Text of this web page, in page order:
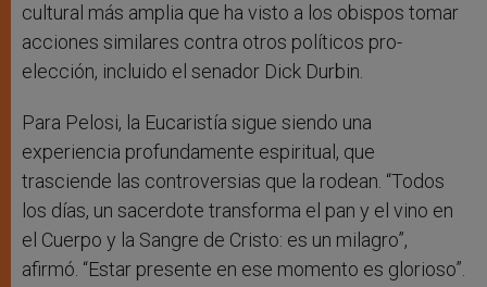
cultural más amplia que ha visto a los obispos tomar
acciones similares contra otros políticos pro-
elección, incluido el senador Dick Durbin.
Para Pelosi, la Eucaristía sigue siendo una
experiencia profundamente espiritual, que
trasciende las controversias que la rodean. “Todos
los días, un sacerdote transforma el pan y el vino en
el Cuerpo y la Sangre de Cristo: es un milagro”,
afirmó. “Estar presente en ese momento es glorioso”.